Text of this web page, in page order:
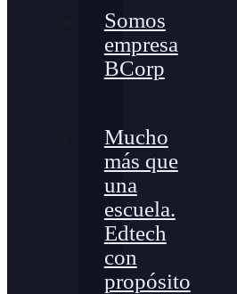
Somos
empresa
BCorp
Mucho
más que
una
escuela.
Edtech
con
propósito